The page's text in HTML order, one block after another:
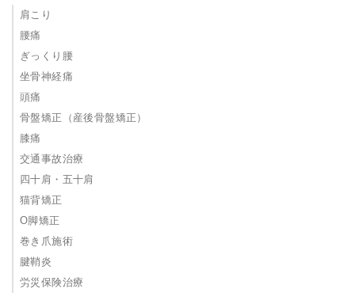
肩こり
腰痛
ぎっくり腰
坐骨神経痛
頭痛
骨盤矯正（産後骨盤矯正）
膝痛
交通事故治療
四十肩・五十肩
猫背矯正
O脚矯正
巻き爪施術
腱鞘炎
労災保険治療